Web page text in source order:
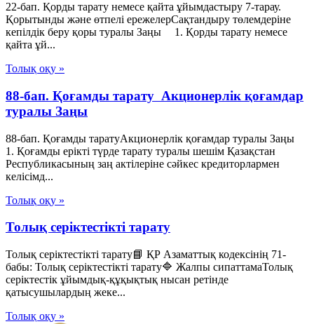
22-бап. Қорды тарату немесе қайта ұйымдастыру 7-тарау.
Қорытынды және өтпелі ережелерСақтандыру төлемдеріне
кепілдік беру қоры туралы Заңы 1. Қорды тарату немесе
қайта ұй...
Толық оқу »
88-бап. Қоғамды тарату Акционерлік қоғамдар
туралы Заңы
88-бап. Қоғамды таратуАкционерлік қоғамдар туралы Заңы
1. Қоғамды ерікті түрде тарату туралы шешім Қазақстан
Республикасының заң актілеріне сәйкес кредиторлармен
келісімд...
Толық оқу »
Толық серіктестікті тарату
Толық серіктестікті тарату📘 ҚР Азаматтық кодексінің 71-
бабы: Толық серіктестікті тарату🔷 Жалпы сипаттамаТолық
серіктестік ұйымдық-құқықтық нысан ретінде
қатысушылардың жеке...
Толық оқу »